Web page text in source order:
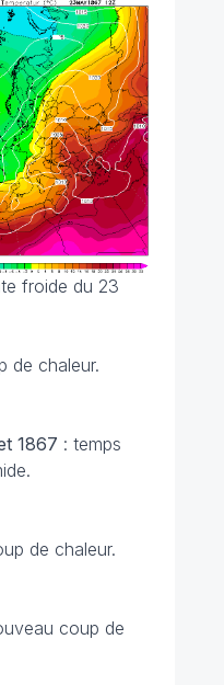
froide du 23
de chaleur.
1867 : temps
de chaleur.
coup de